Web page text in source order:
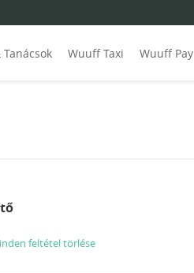
Wuuff Taxi Wuuff Pay
feltétel törlése